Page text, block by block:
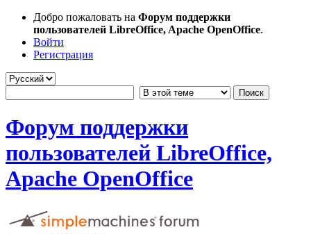
Добро пожаловать на Форум поддержки
пользователей LibreOffice, Apache OpenOffice.
Войти
Регистрация
Форум поддержки
пользователей LibreOffice,
Apache OpenOffice